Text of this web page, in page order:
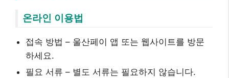
온라인 이용법
접속 방법 – 울산페이 앱 또는 웹사이트를 방문
하세요.
필요 서류 – 별도 서류는 필요하지 않습니다.